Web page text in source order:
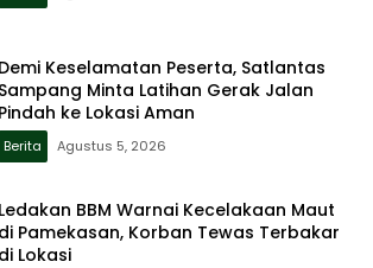
Demi Keselamatan Peserta, Satlantas
Sampang Minta Latihan Gerak Jalan
Pindah ke Lokasi Aman
Berita Agustus 5, 2026
Ledakan BBM Warnai Kecelakaan Maut
di Pamekasan, Korban Tewas Terbakar
di Lokasi